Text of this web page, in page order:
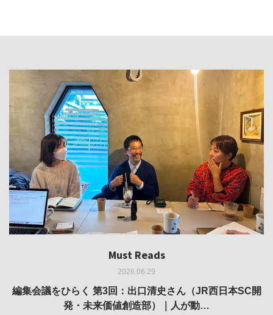
Must Reads
2026.06.29
編集会議をひらく 第3回：出口清史さん（JR西日本SC開
発・未来価値創造部）｜人が動…
Must Reads
2026.05.14
REVIEW｜果たして美術家・梅津庸一は、「大阪のゆかり
作家」となることができたのか…
Must Reads
2026.03.11
REPORT｜博覧会の残像
Must Reads
2026.02.25
REVIEW｜菊池聡太朗 個展「余りの風景」
Must Reads
2025.10.01
REVIEW｜生の存在証明としての線——「ライフライン」
展